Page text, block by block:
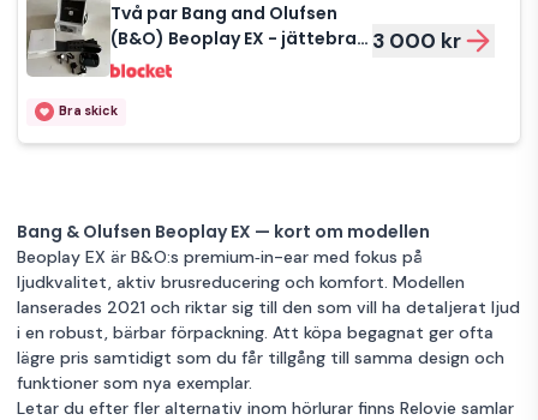
Två par Bang and Olufsen
(B&O) Beoplay EX - jättebra
hörlurar
3 000 kr
Bra skick
Bang & Olufsen Beoplay EX — kort om modellen
Beoplay EX är B&O:s premium‑in-ear med fokus på
ljudkvalitet, aktiv brusreducering och komfort. Modellen
lanserades 2021 och riktar sig till den som vill ha detaljerat ljud
i en robust, bärbar förpackning. Att köpa begagnat ger ofta
lägre pris samtidigt som du får tillgång till samma design och
funktioner som nya exemplar.
Letar du efter fler alternativ inom hörlurar finns Relovie samlar